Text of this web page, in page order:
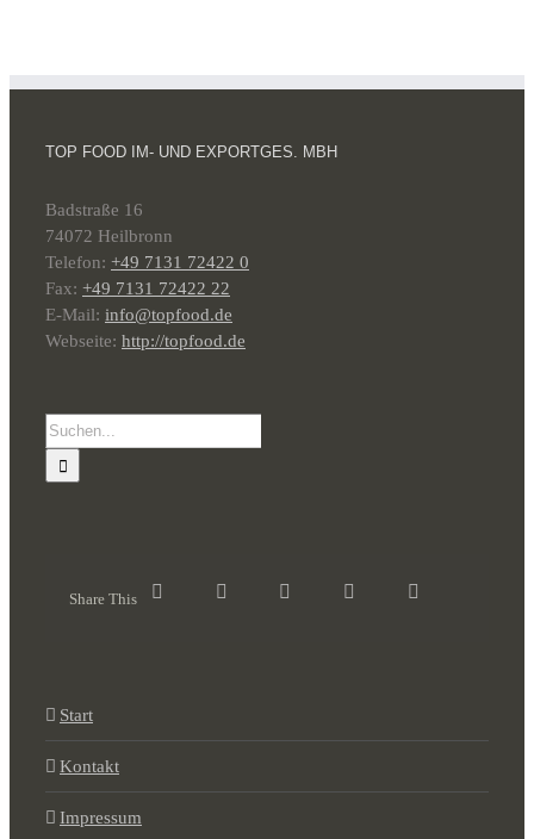
TOP FOOD IM- UND EXPORTGES. MBH
Badstraße 16
74072 Heilbronn
Telefon: +49 7131 72422 0
Fax: +49 7131 72422 22
E-Mail: info@topfood.de
Webseite: http://topfood.de
Suche
nach:
Share This
Start
Kontakt
Impressum